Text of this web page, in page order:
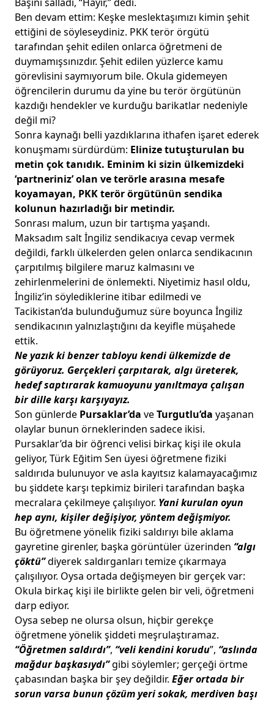
Ben devam ettim: Keşke meslektaşımızı kimin şehit
ettiğini de söyleseydiniz. PKK terör örgütü
tarafından şehit edilen onlarca öğretmeni de
duymamışsınızdır. Şehit edilen yüzlerce kamu
görevlisini saymıyorum bile. Okula gidemeyen
öğrencilerin durumu da yine bu terör örgütünün
kazdığı hendekler ve kurduğu barikatlar nedeniyle
değil mi?
Sonra kaynağı belli yazdıklarına ithafen işaret ederek
konuşmamı sürdürdüm: Elinize tutuşturulan bu
metin çok tanıdık. Eminim ki sizin ülkemizdeki
‘partneriniz’ olan ve terörle arasına mesafe
koyamayan, PKK terör örgütünün sendika
kolunun hazırladığı bir metindir.
Sonrası malum, uzun bir tartışma yaşandı.
Maksadım salt İngiliz sendikacıya cevap vermek
değildi, farklı ülkelerden gelen onlarca sendikacının
çarpıtılmış bilgilere maruz kalmasını ve
zehirlenmelerini de önlemekti. Niyetimiz hasıl oldu,
İngiliz’in söylediklerine itibar edilmedi ve
Tacikistan’da bulunduğumuz süre boyunca İngiliz
sendikacının yalnızlaştığını da keyifle müşahede
ettik.
Ne yazık ki benzer tabloyu kendi ülkemizde de
görüyoruz. Gerçekleri çarpıtarak, algı üreterek,
hedef saptırarak kamuoyunu yanıltmaya çalışan
bir dille karşı karşıyayız.
Son günlerde Pursaklar’da veTurgutlu’da yaşanan
olaylar bunun örneklerinden sadece ikisi.
Pursaklar’da bir öğrenci velisi birkaç kişi ile okula
geliyor, Türk Eğitim Sen üyesi öğretmene fiziki
saldırıda bulunuyor ve asla kayıtsız kalamayacağımız
bu şiddete karşı tepkimiz birileri tarafından başka
mecralara çekilmeye çalışılıyor. Yani kurulan oyun
hep aynı, kişiler değişiyor, yöntem değişmiyor.
Bu öğretmene yönelik fiziki saldırıyı bile aklama
gayretine girenler, başka görüntüler üzerinden “algı
çöktü”diyerek saldırganları temize çıkarmaya
çalışılıyor. Oysa ortada değişmeyen bir gerçek var:
Okula birkaç kişi ile birlikte gelen bir veli, öğretmeni
darp ediyor.
Oysa sebep ne olursa olsun, hiçbir gerekçe
öğretmene yönelik şiddeti meşrulaştıramaz.
“Öğretmen saldırdı”, “veli kendini korudu”, “aslında
mağdur başkasıydı”gibi söylemler; gerçeği örtme
çabasından başka bir şey değildir. Eğer ortada bir
sorun varsa bunun çözüm yeri sokak, merdiven başı